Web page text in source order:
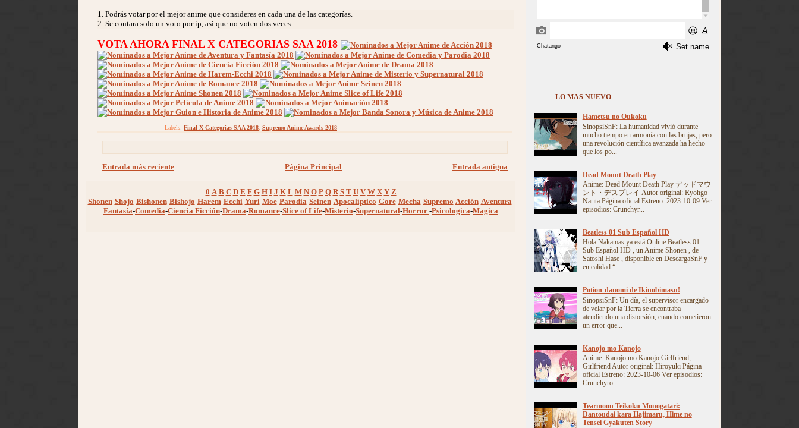
1. Podrás votar por el mejor anime que consideres en cada una de las categorías.
2. Se contara solo un voto por ip, asi que no voten dos veces
VOTA AHORA FINAL X CATEGORIAS SAA 2018
Labels: Final X Categorias SAA 2018 Supremo Anime Awards 2018
Entrada más reciente Entrada antigua
Página Principal
0 A B C D E F G H I J K L M N O P Q R S T U V W X Y Z
Shonen-Shojo-Bishonen-Bishojo-Harem-Ecchi-Yuri-Moe-Parodia-Seinen-Apocalíptico-Gore-Mecha-Supremo Acción-Aventura-
Fantasía-Comedia-Ciencia Ficción-Drama-Romance-Slice of Life-Misterio-Supernatural-Horror -Psicologica-Magica
LO MAS NUEVO
Hametsu no Oukoku
SinopsiSnF: La humanidad vivió durante
mucho tiempo en armonía con las brujas, pero
una revolución científica avanzada ha hecho
que los po...
Dead Mount Death Play
Anime: Dead Mount Death Play デッドマウ
ント・デスプレイ Autor original: Ryohgo
Narita Página oficial Estreno: 2023-10-09 Ver
episodios: Crunchyr...
Beatless 01 Sub Español HD
Hola Nakamas ya está Online Beatless 01
Sub Español HD , un Anime Shonen , de
Satoshi Hase , disponible en DescargaSnF y
en calidad “...
Potion-danomi de Ikinobimasu!
SinopsiSnF: Un día, el supervisor encargado
de velar por la Tierra se encontraba
atendiendo una distorsión, cuando cometieron
un error que...
Kanojo mo Kanojo
Anime: Kanojo mo Kanojo Girlfriend,
Girlfriend Autor original: Hiroyuki Página
oficial Estreno: 2023-10-06 Ver episodios:
Crunchyro...
Tearmoon Teikoku Monogatari:
Dantoudai kara Hajimaru, Hime no
Tensei Gyakuten Story